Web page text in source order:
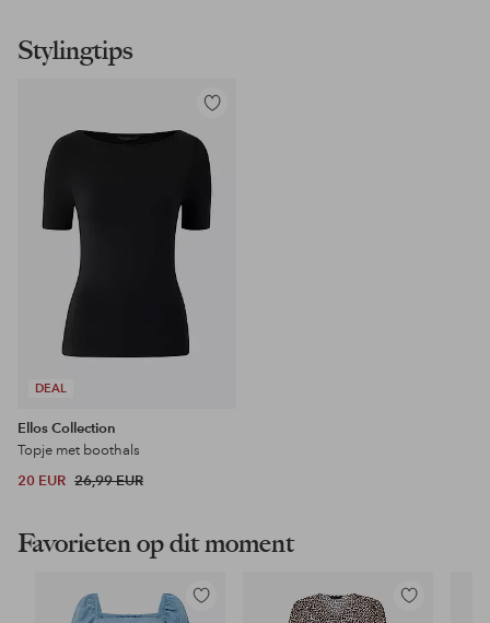
Stylingtips
DEAL
Toevoegen
aan
favorieten
Ellos Collection
Topje met boothals
20 EUR 26,99 EUR
Favorieten op dit moment
Toevoegen
Toevoegen